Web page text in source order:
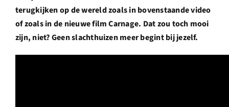
terugkijken op de wereld zoals in bovenstaande video
of zoals in de nieuwe film Carnage. Dat zou toch mooi
zijn, niet? Geen slachthuizen meer begint bij jezelf.